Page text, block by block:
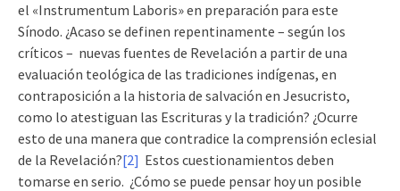
el «Instrumentum Laboris» en preparación para este
Sínodo. ¿Acaso se definen repentinamente – según los
críticos – nuevas fuentes de Revelación a partir de una
evaluación teológica de las tradiciones indígenas, en
contraposición a la historia de salvación en Jesucristo,
como lo atestiguan las Escrituras y la tradición? ¿Ocurre
esto de una manera que contradice la comprensión eclesial
de la Revelación?[2] Estos cuestionamientos deben
tomarse en serio. ¿Cómo se puede pensar hoy un posible